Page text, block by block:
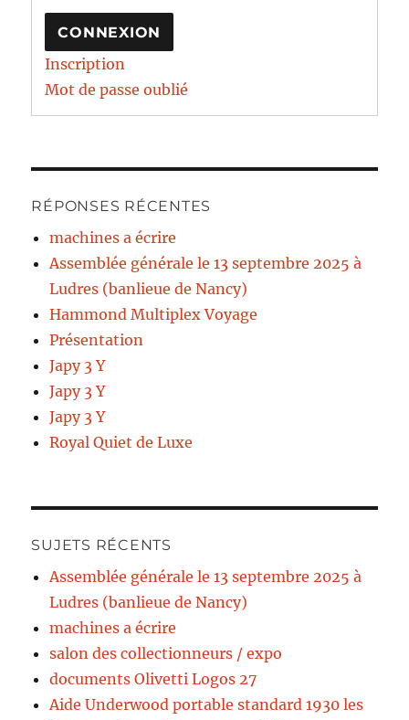
CONNEXION
Inscription
Mot de passe oublié
RÉPONSES RÉCENTES
machines a écrire
Assemblée générale le 13 septembre 2025 à
Ludres (banlieue de Nancy)
Hammond Multiplex Voyage
Présentation
Japy 3 Y
Japy 3 Y
Japy 3 Y
Royal Quiet de Luxe
SUJETS RÉCENTS
Assemblée générale le 13 septembre 2025 à
Ludres (banlieue de Nancy)
machines a écrire
salon des collectionneurs / expo
documents Olivetti Logos 27
Aide Underwood portable standard 1930 les